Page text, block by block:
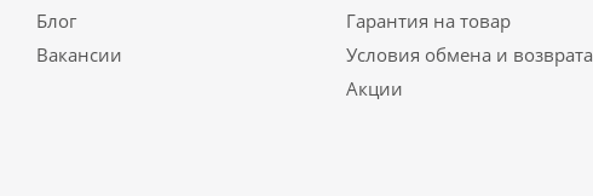
Блог
Вакансии
Гарантия на товар
Условия обмена и возврата
Акции